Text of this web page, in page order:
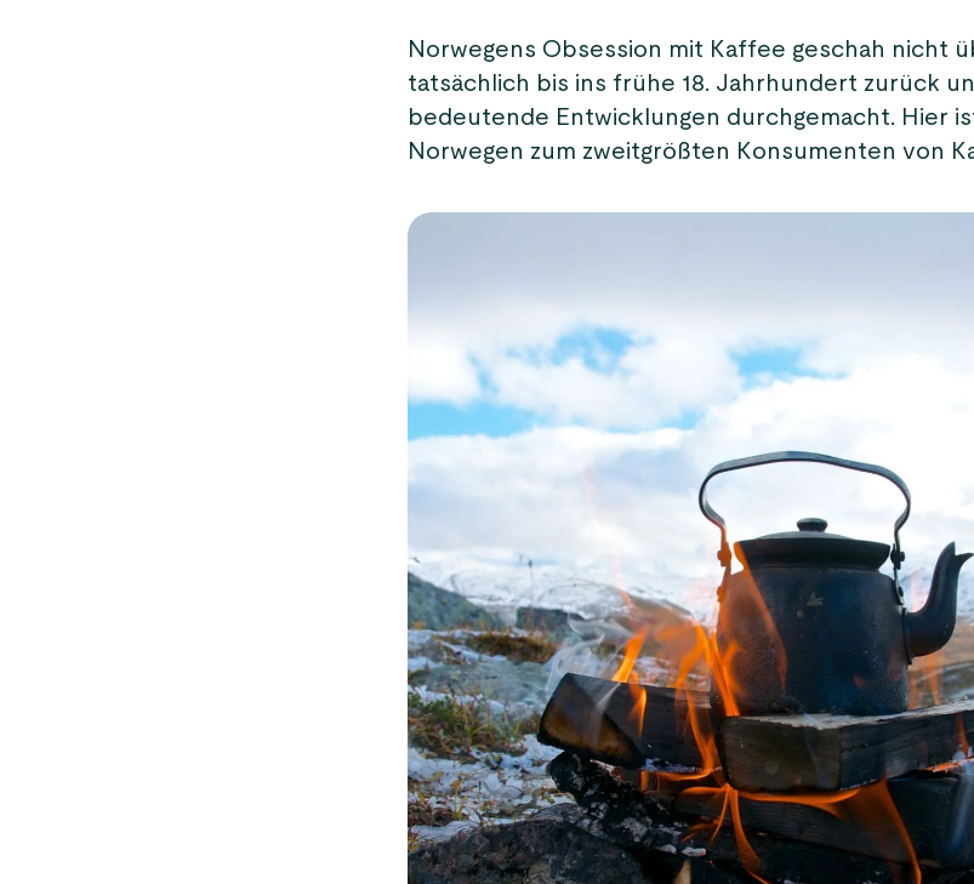
Norwegens Obsession mit Kaffee geschah nicht
tatsächlich bis ins frühe 18. Jahrhundert zurück
bedeutende Entwicklungen durchgemacht. Hier
Norwegen zum zweitgrößten Konsumenten von